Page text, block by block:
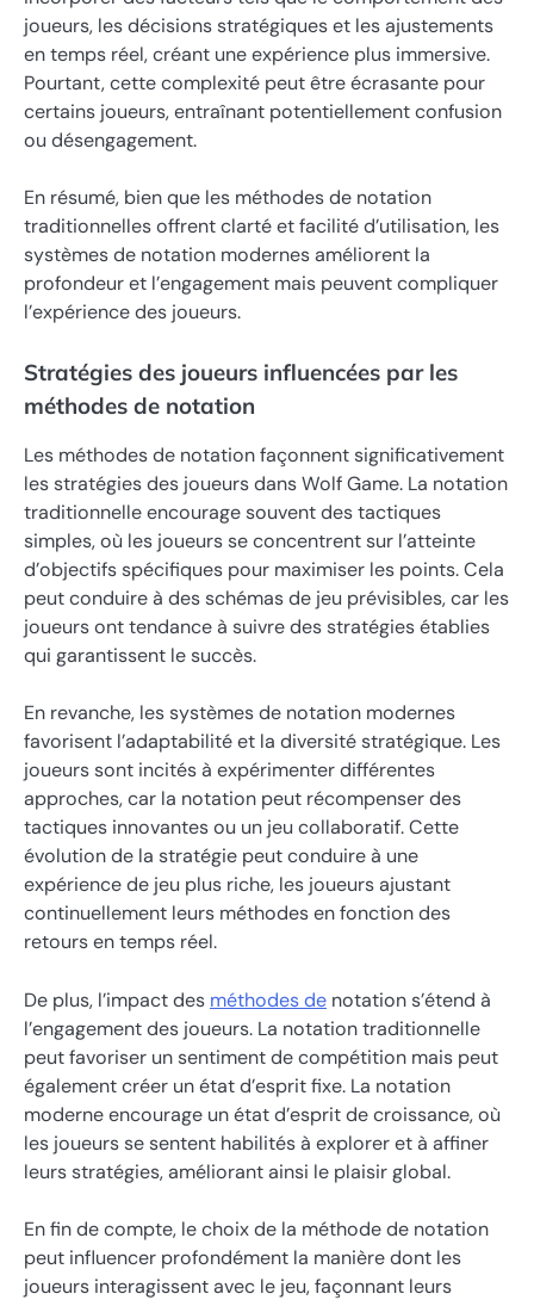
joueurs, les décisions stratégiques et les ajustements
en temps réel, créant une expérience plus immersive.
Pourtant, cette complexité peut être écrasante pour
certains joueurs, entraînant potentiellement confusion
ou désengagement.
En résumé, bien que les méthodes de notation
traditionnelles offrent clarté et facilité d’utilisation, les
systèmes de notation modernes améliorent la
profondeur et l’engagement mais peuvent compliquer
l’expérience des joueurs.
Stratégies des joueurs influencées par les
méthodes de notation
Les méthodes de notation façonnent significativement
les stratégies des joueurs dans Wolf Game. La notation
traditionnelle encourage souvent des tactiques
simples, où les joueurs se concentrent sur l’atteinte
d’objectifs spécifiques pour maximiser les points. Cela
peut conduire à des schémas de jeu prévisibles, car les
joueurs ont tendance à suivre des stratégies établies
qui garantissent le succès.
En revanche, les systèmes de notation modernes
favorisent l’adaptabilité et la diversité stratégique. Les
joueurs sont incités à expérimenter différentes
approches, car la notation peut récompenser des
tactiques innovantes ou un jeu collaboratif. Cette
évolution de la stratégie peut conduire à une
expérience de jeu plus riche, les joueurs ajustant
continuellement leurs méthodes en fonction des
retours en temps réel.
De plus, l’impact des méthodes de notation s’étend à
l’engagement des joueurs. La notation traditionnelle
peut favoriser un sentiment de compétition mais peut
également créer un état d’esprit fixe. La notation
moderne encourage un état d’esprit de croissance, où
les joueurs se sentent habilités à explorer et à affiner
leurs stratégies, améliorant ainsi le plaisir global.
En fin de compte, le choix de la méthode de notation
peut influencer profondément la manière dont les
joueurs interagissent avec le jeu, façonnant leurs